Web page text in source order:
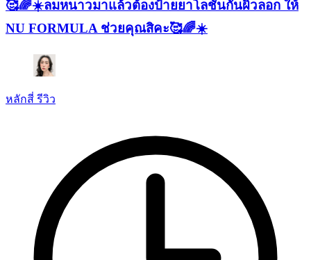
🥰🌈☀️ลมหนาวมาแล้วต้องป้ายยาโลชั่นกันผิวลอก ให้
NU FORMULA ช่วยคุณสิคะ🥰🌈☀️
หลักสี่ รีวิว